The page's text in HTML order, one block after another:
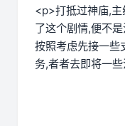
<p>打抵过神庙,
了这个剧情,便不
按照考虑先接一些
务,者者去即将一